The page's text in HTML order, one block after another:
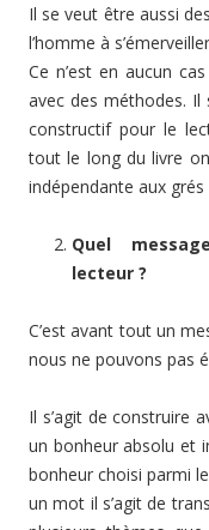
Il se veut être aussi
l’homme à
Ce n’est en aucun
avec des méthodes. Il
constructif pour le
tout le long du livre
indépendante aux
Quel
lecteur ?
C’est avant tout un
nous ne pouvons pas
Il s’agit de construire
un bonheur absolu et
bonheur choisi parmi
un mot il s’agit de